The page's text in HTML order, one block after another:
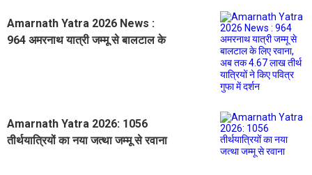
Amarnath Yatra 2026 News :
964 अमरनाथ यात्री जम्मू से बालटाल के
Amarnath Yatra 2026: 1056
तीर्थयात्रियों का नया जत्था जम्मू से रवाना